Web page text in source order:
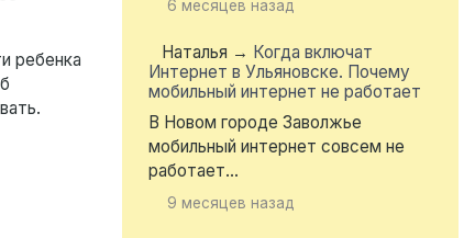
ребенка
6 месяцев назад
Наталья → Когда включат
Интернет в Ульяновске. Почему
мобильный интернет не работает
В Новом городе Заволжье
мобильный интернет совсем не
работает...
9 месяцев назад